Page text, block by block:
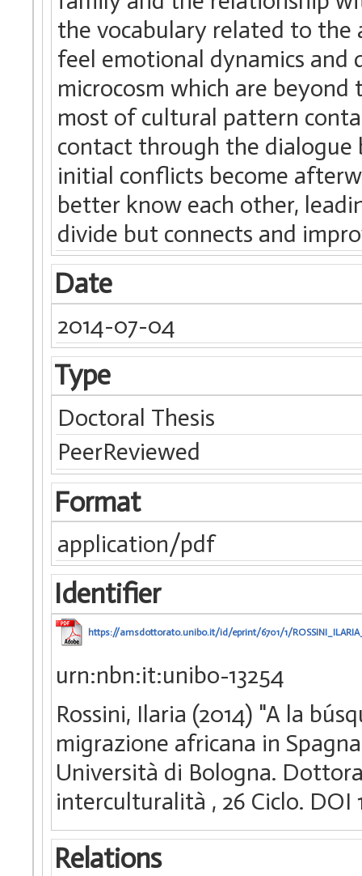
the vocabulary related to the
feel emotional dynamics and
microcosm which are
most of cultural pattern
contact through the dialogue
initial conflicts become
better know each other,
divide but connects and
Date
2014-07-04
Type
Doctoral Thesis
PeerReviewed
Format
application/pdf
Identifier
https://amsdottorato.unibo.it/id/eprint/6701/1/
urn:nbn:it:unibo-13254
Rossini, Ilaria (2014) "A la
migrazione africana in
Università di Bologna.
interculturalità , 26 Ciclo.
Relations